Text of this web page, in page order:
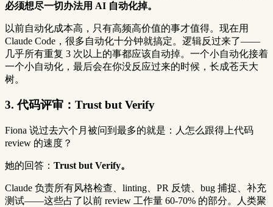
必须想尽一切办法用 AI 自动化掉。
以前自动化成本高，只有高频高价值的事才值得。现在用
Claude Code，很多自动化十分钟就搞定。逻辑反过来了——
几乎所有重复 3 次以上的事都应该自动掉。一个小自动化接着
一个小自动化，最后会在你没反应过来的时候，长成苍天大
树。
3. 代码评审：Trust but Verify
Fiona 说过去六个月被问到最多的就是：人怎么跟得上代码
review 的速度？
她的回答： Trust but Verify。
Claude 负责所有风格检查、linting、PR 反馈、bug 捕捉、补充
测试——这些占了以前 review 工作量 60-70% 的部分。人类聚